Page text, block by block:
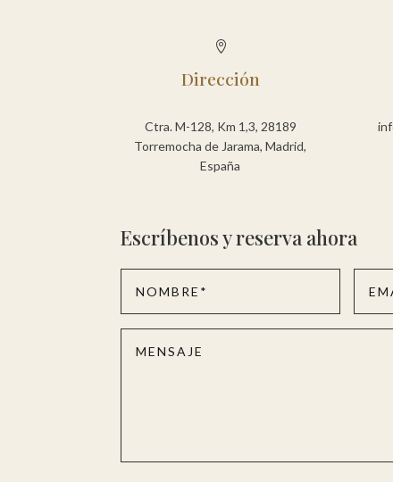

Dirección
Ctra. M-128, Km 1,3, 28189
Torremocha de Jarama, Madrid,
España
Escríbenos y reserva ahora